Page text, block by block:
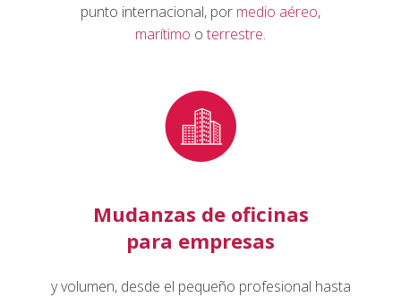
punto internacional, por medio aéreo,
marítimo o terrestre.
Mudanzas de oficinas
para empresas
y volumen, desde el pequeño profesional hasta